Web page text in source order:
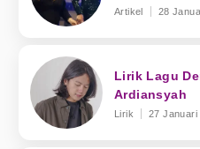
Artikel 28
Lirik Lagu
Ardiansyah
Lirik 27 Januari